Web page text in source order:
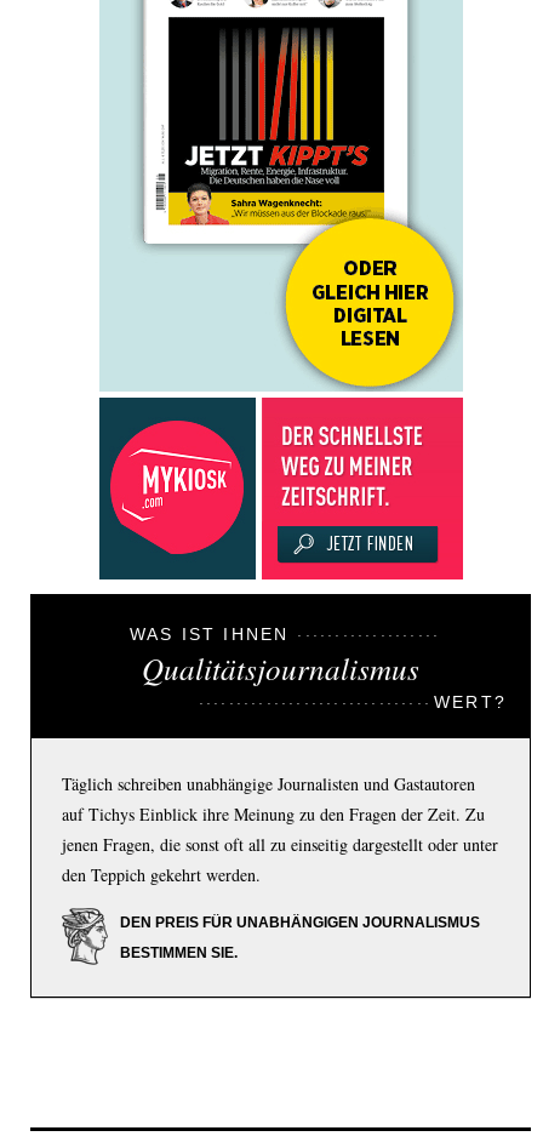
WAS IST IHNEN
Qualitätsjournalismus
WERT?
Täglich schreiben unabhängige Journalisten und Gastautoren
auf Tichys Einblick ihre Meinung zu den Fragen der Zeit. Zu
jenen Fragen, die sonst oft all zu einseitig dargestellt oder unter
den Teppich gekehrt werden.
DEN PREIS FÜR UNABHÄNGIGEN JOURNALISMUS
BESTIMMEN SIE.